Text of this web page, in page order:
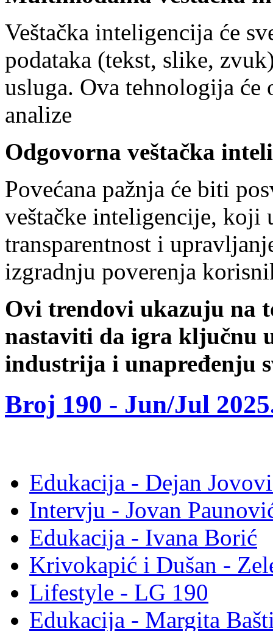
Veštačka inteligencija će
podataka (tekst, slike,
usluga. Ova tehnologija
analize
Odgovorna veštačka
Povećana pažnja će biti
veštačke inteligencije, koji
transparentnost i
izgradnju poverenja
Ovi trendovi ukazuju na
nastaviti da igra ključnu
industrija i unapređenju
Broj 190 - Jun/Jul
Edukacija - Dejan
Intervju - Jovan
Edukacija - Ivana Borić
Krivokapić i Dušan -
Lifestyle - LG 190
Edukacija - Margita